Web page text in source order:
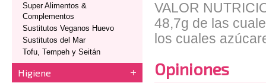
Super Alimentos &
Complementos
Sustitutos Veganos Huevo
Sustitutos del Mar
Tofu, Tempeh y Seitán
Higiene
VALOR
48,7g de las
los cuales
Opiniones